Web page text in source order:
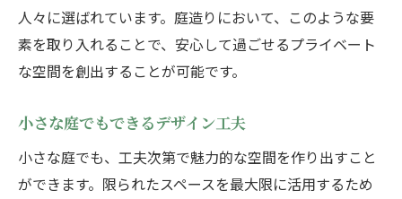
人々に選ばれています。庭造りにおいて、このような要
素を取り入れることで、安心して過ごせるプライベート
な空間を創出することが可能です。
小さな庭でもできるデザイン工夫
小さな庭でも、工夫次第で魅力的な空間を作り出すこと
ができます。限られたスペースを最大限に活用するため